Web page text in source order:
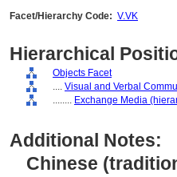
Facet/Hierarchy Code: V.VK
Hierarchical
Objects Facet
.... Visual and Verbal
........ Exchange Media
Additional Notes:
Chinese